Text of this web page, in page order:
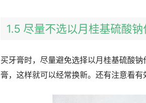
1.5 尽量不选以月桂基硫酸
买牙膏时，尽量避免选择以月桂基硫酸
膏，这样就可以经常换新。还有注意看有